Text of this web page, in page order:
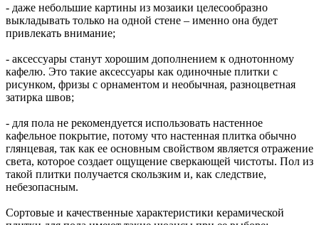
- даже небольшие картины из мозаики целесообразно
выкладывать только на одной стене – именно она будет
привлекать внимание;
- аксессуары станут хорошим дополнением к однотонному
кафелю. Это такие аксессуары как одиночные плитки с
рисунком, фризы с орнаментом и необычная, разноцветная
затирка швов;
- для пола не рекомендуется использовать настенное
кафельное покрытие, потому что настенная плитка обычно
глянцевая, так как ее основным свойством является отражение
света, которое создает ощущение сверкающей чистоты. Пол из
такой плитки получается скользким и, как следствие,
небезопасным.
Сортовые и качественные характеристики керамической